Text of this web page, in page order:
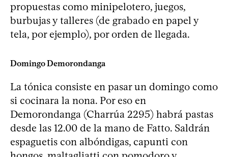
propuestas como minipelotero, juegos,
burbujas y talleres (de grabado en papel y
tela, por ejemplo), por orden de llegada.
Domingo Demorondanga
La tónica consiste en pasar un domingo como
si cocinara la nona. Por eso en
Demorondanga (Charrúa 2295) habrá pastas
desde las 12.00 de la mano de Fatto. Saldrán
espaguetis con albóndigas, capunti con